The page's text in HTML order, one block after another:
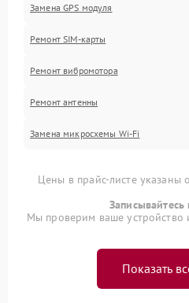
Замена GPS модуля
Ремонт SIM-карты
Ремонт вибромотора
Ремонт антенны
Замена микросхемы Wi-Fi
Цены в прайс-листе указаны
Записывайтесь
Мы проверим ваше устройство
Показать